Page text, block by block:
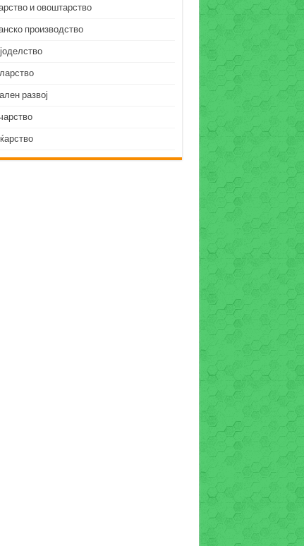
и овоштарство
производство
развој